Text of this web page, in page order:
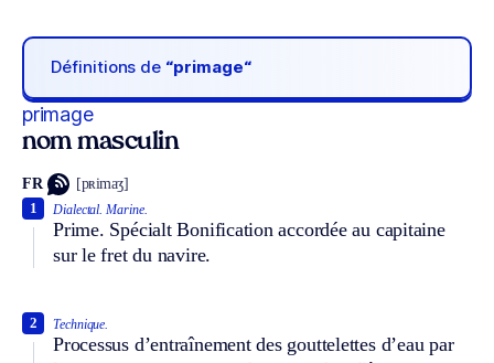
Définitions de “primage“
primage
nom masculin
FR [pʀimaʒ]
Dialectal. Marine.
Prime. Spécialt Bonification accordée au capitaine
sur le fret du navire.
1
Technique.
Processus d’entraînement des gouttelettes d’eau par
2